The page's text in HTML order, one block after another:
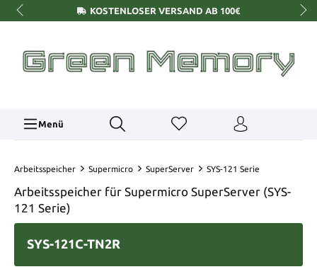
KOSTENLOSER VERSAND AB 100€
Menü
Arbeitsspeicher Supermicro SuperServer SYS-121 Serie
Arbeitsspeicher für Supermicro SuperServer (SYS-
121 Serie)
SYS-121C-TN2R